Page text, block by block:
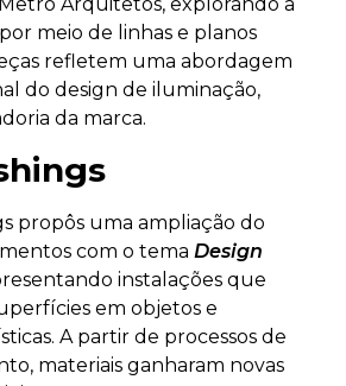
meio de linhas e planos
refletem uma abordagem
do design de iluminação,
da marca.
propôs uma ampliação do
com o tema Design
instalações que
em objetos e
A partir de processos de
materiais ganharam novas